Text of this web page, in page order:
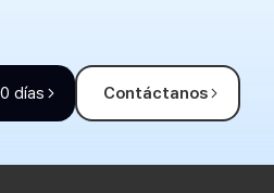
días Contáctanos